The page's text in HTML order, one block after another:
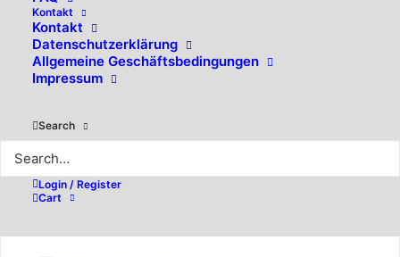
Kontakt
Kontakt
Datenschutzerklärung
Allgemeine Geschäftsbedingungen
Impressum
Search
Login / Register
Cart
Hallo, willkommen zurück!